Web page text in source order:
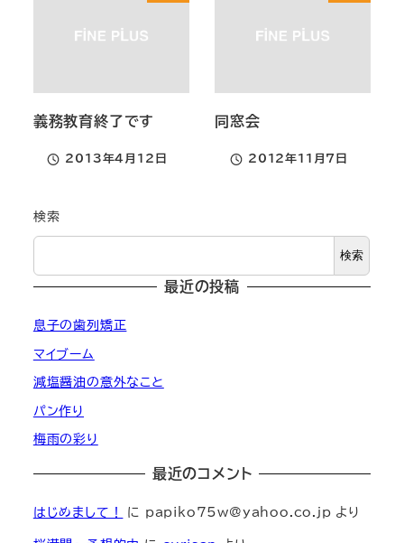
義務教育終了です
投稿日
2013年4月12日
同窓会
投稿日
2012年11月7日
検索
検索
最近の投稿
息子の歯列矯正
マイブーム
減塩醤油の意外なこと
パン作り
梅雨の彩り
最近のコメント
はじめまして！ に papiko75w@yahoo.co.jp より